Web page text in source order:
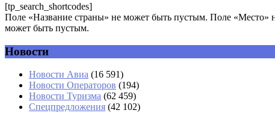
Комментарий
Имя *
Email*
[tp_search_shortcodes]
Поле «Название страны» не может быть пустым. Поле
может быть пустым.
Новости
Новости Авиа (16 591)
Новости Операторов (194)
Новости Туризма (62 459)
Спецпредложения (42 102)